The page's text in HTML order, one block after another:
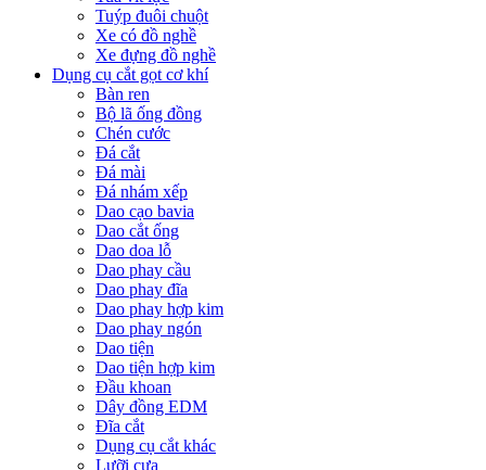
Tuýp đuôi chuột
Xe có đồ nghề
Xe đựng đồ nghề
Dụng cụ cắt gọt cơ khí
Bàn ren
Bộ lã ống đồng
Chén cước
Đá cắt
Đá mài
Đá nhám xếp
Dao cạo bavia
Dao cắt ống
Dao doa lỗ
Dao phay cầu
Dao phay đĩa
Dao phay hợp kim
Dao phay ngón
Dao tiện
Dao tiện hợp kim
Đầu khoan
Dây đồng EDM
Đĩa cắt
Dụng cụ cắt khác
Lưỡi cưa